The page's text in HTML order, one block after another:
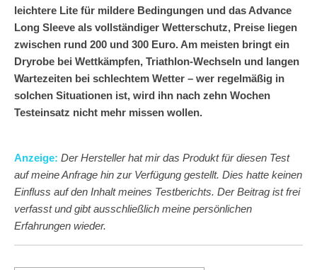
leichtere Lite für mildere Bedingungen und das Advance
Long Sleeve als vollständiger Wetterschutz, Preise liegen
zwischen rund 200 und 300 Euro. Am meisten bringt ein
Dryrobe bei Wettkämpfen, Triathlon-Wechseln und langen
Wartezeiten bei schlechtem Wetter – wer regelmäßig in
solchen Situationen ist, wird ihn nach zehn Wochen
Testeinsatz nicht mehr missen wollen.
Anzeige: Der Hersteller hat mir das Produkt für diesen Test
auf meine Anfrage hin zur Verfügung gestellt. Dies hatte keinen
Einfluss auf den Inhalt meines Testberichts. Der Beitrag ist frei
verfasst und gibt ausschließlich meine persönlichen
Erfahrungen wieder.